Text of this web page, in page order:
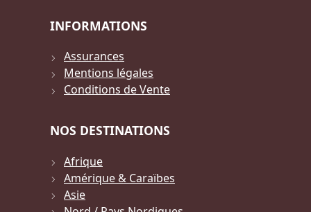
INFORMATIONS
Assurances
Mentions légales
Conditions de Vente
NOS DESTINATIONS
Afrique
Amérique & Caraïbes
Asie